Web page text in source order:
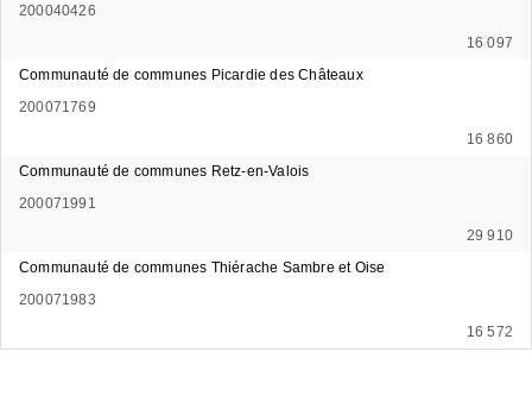
200040426
16 097
Communauté de communes Picardie des Châteaux
200071769
16 860
Communauté de communes Retz-en-Valois
200071991
29 910
Communauté de communes Thiérache Sambre et Oise
200071983
16 572